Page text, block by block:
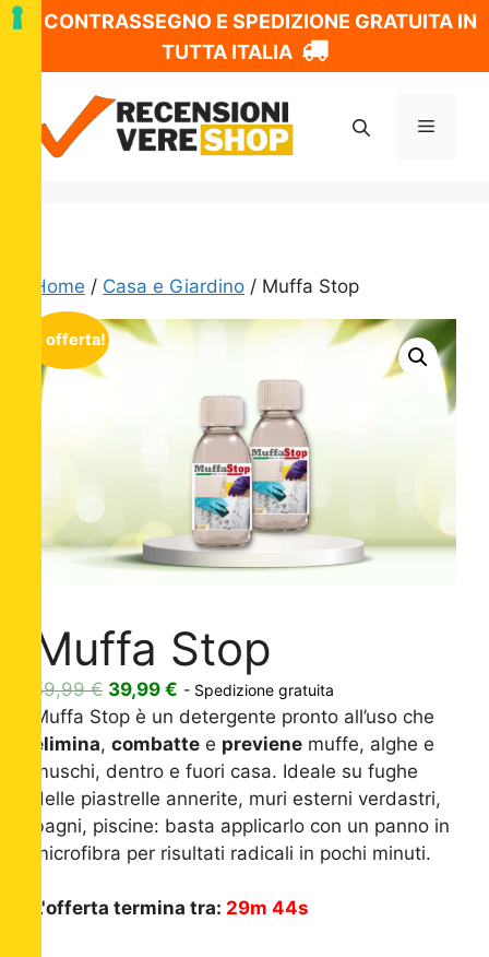
CONTRASSEGNO E SPEDIZIONE GRATUITA IN
TUTTA ITALIA
contenuto
Menu
Home / Casa e Giardino / Muffa Stop
In offerta!
Muffa Stop
59,99€ Il
prezzo
originale
era:
59,99 €.
39,99 € Il
prezzo
attuale
è:
39,99 €.
- Spedizione gratuita
Muffa Stop è un detergente pronto all’uso che
elimina, combatte e previene muffe, alghe e
muschi, dentro e fuori casa. Ideale su fughe
delle piastrelle annerite, muri esterni verdastri,
bagni, piscine: basta applicarlo con un panno in
microfibra per risultati radicali in pochi minuti.
L'offerta termina tra: 29m 43s